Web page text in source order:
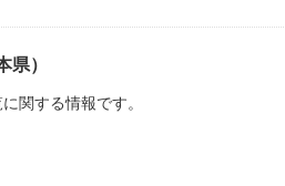
県）
関する情報です。